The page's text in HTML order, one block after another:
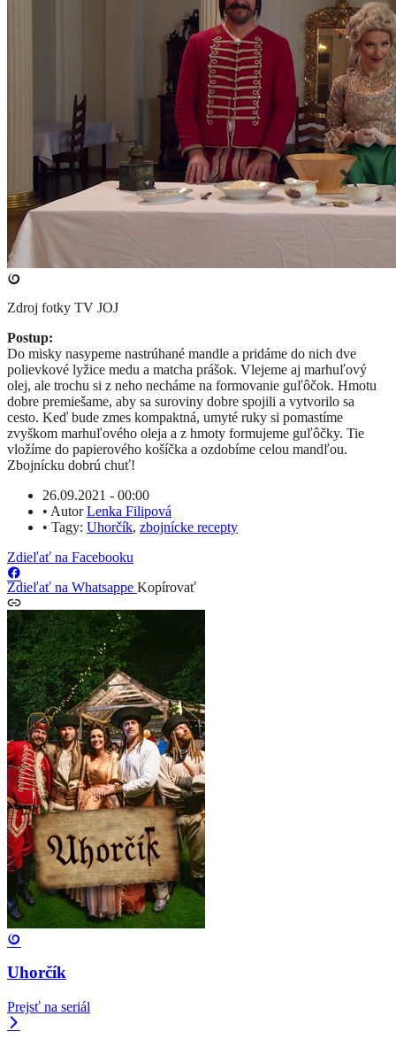
Zdroj fotky TV JOJ
Postup:
Do misky nasypeme nastrúhané mandle a pridáme do nich dve
polievkové lyžice medu a matcha prášok. Vlejeme aj marhuľový
olej, ale trochu si z neho necháme na formovanie guľôčok. Hmotu
dobre premiešame, aby sa suroviny dobre spojili a vytvorilo sa
cesto. Keď bude zmes kompaktná, umyté ruky si pomastíme
zvyškom marhuľového oleja a z hmoty formujeme guľôčky. Tie
vložíme do papierového košíčka a ozdobíme celou mandľou.
Zbojnícku dobrú chuť!
26.09.2021 - 00:00
• AutorLenka Filipová
• Tagy: Uhorčík, zbojnícke recepty
Zdieľať na Facebooku
Zdieľať na Whatsappe Kopírovať
Uhorčík
Prejsť na seriál